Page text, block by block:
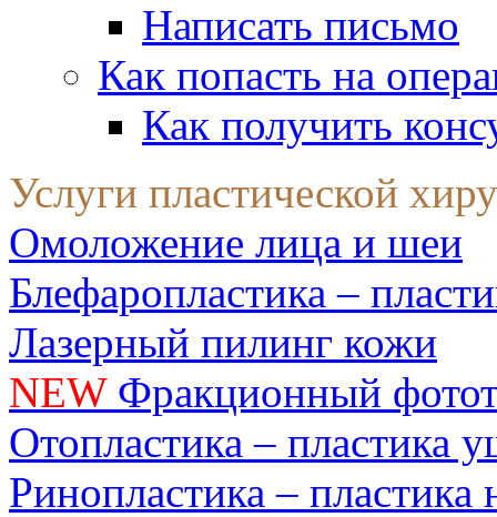
Написать письмо
Как попасть на
Как получить
Услуги пластической
Омоложение лица и шеи
Блефаропластика –
Лазерный пилинг кожи
NEWФракционный
Отопластика – пластика
Ринопластика – пластика